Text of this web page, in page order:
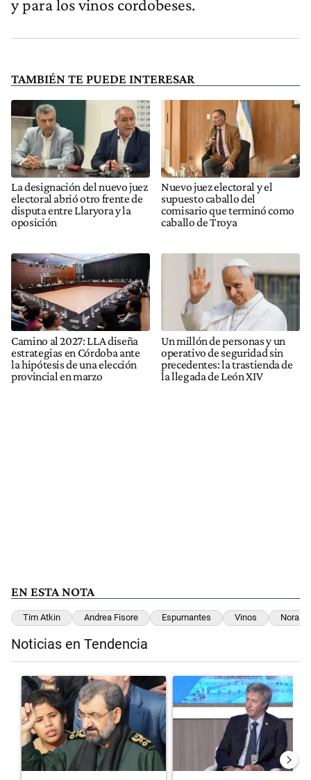
y para los vinos cordobeses.
TAMBIÉN TE PUEDE INTERESAR
La designación del nuevo juez
electoral abrió otro frente de
disputa entre Llaryora y la
oposición
Nuevo juez electoral y el
supuesto caballo del
comisario que terminó como
caballo de Troya
Camino al 2027: LLA diseña
estrategias en Córdoba ante
la hipótesis de una elección
provincial en marzo
Un millón de personas y un
operativo de seguridad sin
precedentes: la trastienda de
la llegada de León XIV
EN ESTA NOTA
Tim Atkin Andrea Fisore Espumantes Vinos Nora
Noticias en Tendencia
Un artículo de tendencia con el título "Irán nombró al ideólogo del
Un artículo de tendencia con el